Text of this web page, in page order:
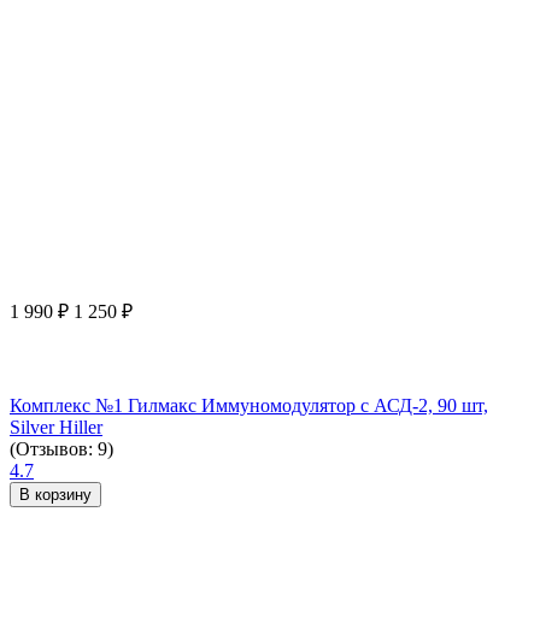
1 990 ₽ 1 250 ₽
Комплекс №1 Гилмакс Иммуномодулятор с АСД-2, 90 шт,
Silver Hiller
(Отзывов: 9)
4.7
В корзину